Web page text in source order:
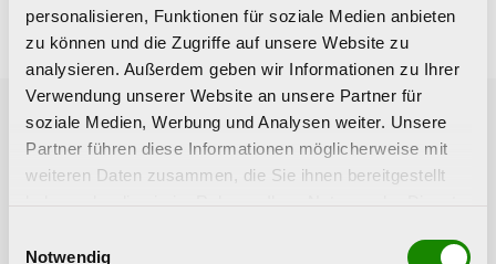
personalisieren, Funktionen für soziale Medien anbieten
zu können und die Zugriffe auf unsere Website zu
analysieren. Außerdem geben wir Informationen zu Ihrer
Verwendung unserer Website an unsere Partner für
soziale Medien, Werbung und Analysen weiter. Unsere
Partner führen diese Informationen möglicherweise mit
weiteren Daten zusammen, die Sie ihnen bereitgestellt
Notwendig
Vorherige News Nächste News